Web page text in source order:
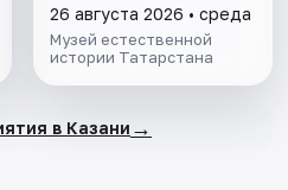
26 августа 2026 • среда
Музей естественной
истории Татарстана
в Казани →